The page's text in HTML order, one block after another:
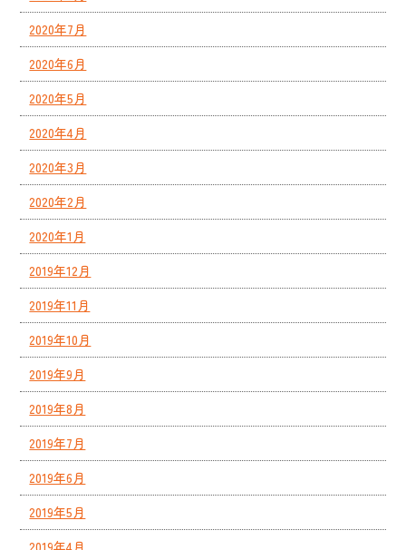
2020年7月
2020年6月
2020年5月
2020年4月
2020年3月
2020年2月
2020年1月
2019年12月
2019年11月
2019年10月
2019年9月
2019年8月
2019年7月
2019年6月
2019年5月